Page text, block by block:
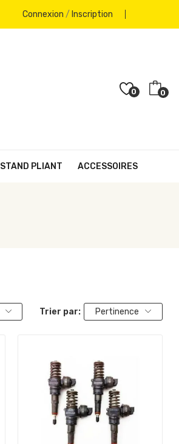
Connexion / Inscription
0 0
STAND PLIANT ACCESSOIRES
Trier par: Pertinence